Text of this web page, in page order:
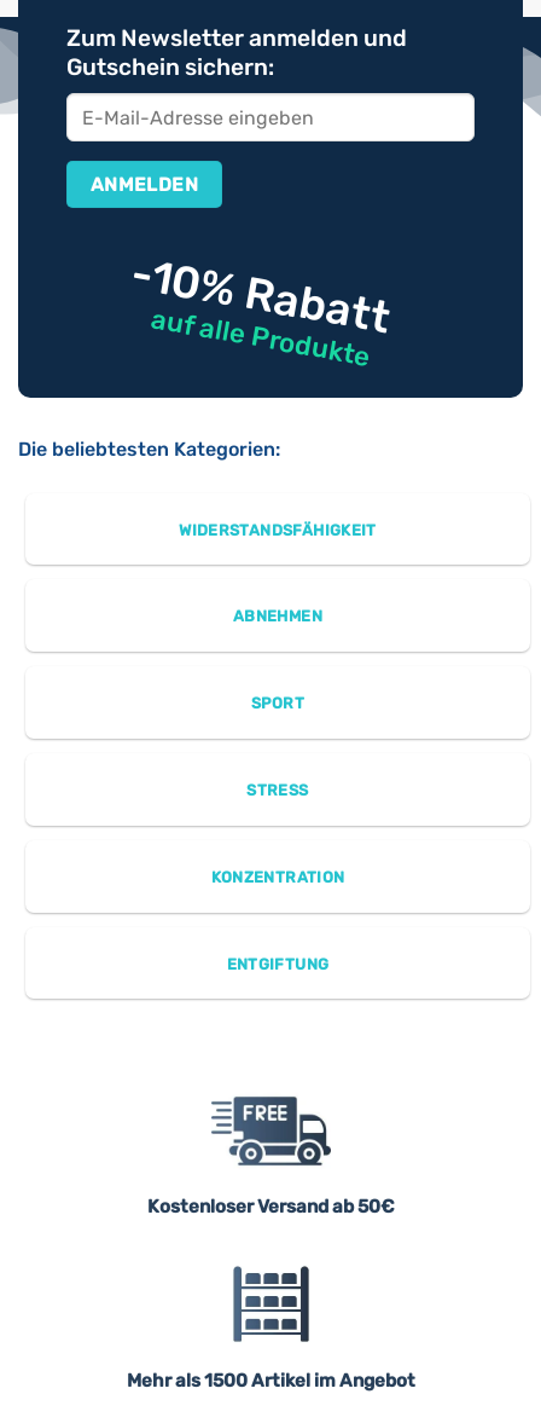
Zum Newsletter anmelden und
Gutschein sichern:
-10% Rabatt
auf alle Produkte
Die beliebtesten Kategorien:
WIDERSTANDSFÄHIGKEIT
ABNEHMEN
SPORT
STRESS
KONZENTRATION
ENTGIFTUNG
Kostenloser Versand ab 50€
Mehr als 1500 Artikel im Angebot